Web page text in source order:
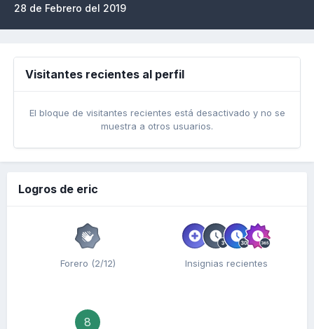
28 de Febrero del 2019
Visitantes recientes al perfil
El bloque de visitantes recientes está desactivado y no se
muestra a otros usuarios.
Logros de eric
Forero (2/12) Insignias recientes
8